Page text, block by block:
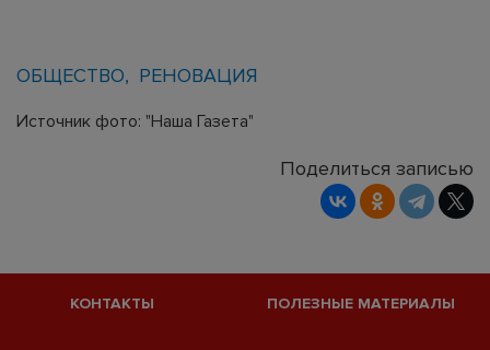
ОБЩЕСТВО РЕНОВАЦИЯ
Источник фото: "Наша Газета"
Поделиться записью
КОНТАКТЫ ПОЛЕЗНЫЕ МАТЕРИАЛЫ